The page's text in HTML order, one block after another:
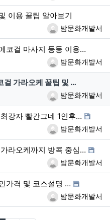
이용 꿀팁 알아보기
등록자밤문화개발서
코걸 마사지 등등 이용…
등록자밤문화개발서
걸 가라오케 꿀팁 및 …
등록자밤문화개발서
강자 빨간그네 1인후…
등록자밤문화개발서
라오케까지 방콕 중심…
등록자밤문화개발서
가격 및 코스설명 …
등록자밤문화개발서